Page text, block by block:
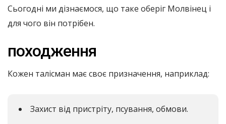
Сьогодні ми дізнаємося, що таке оберіг Молвінец і
для чого він потрібен.
походження
Кожен талісман має своє призначення, наприклад:
Захист від пристріту, псування, обмови.